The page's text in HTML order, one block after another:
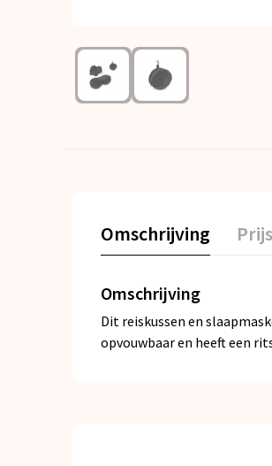
Omschrijving
Omschrijving
Dit reiskussen en
opvouwbaar en heeft een